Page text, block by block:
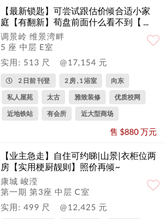
【最新锁匙】可尝试跟估价倾合适小家
庭【有翻新】荀盘前面什么看不到【 ...
调景岭 维景湾畔
5 座 中层 E室
实用: 513 尺
@17,154 元
2 日前 刊登 2 房 , 1 浴室 向东
私人屋苑 太古 雅致装修 优质校网
近地铁站 有会所 近大型商场
售 $880 万元
【业主急走】自住可约睇|山景|衣柜位两
房【实用梗厨靓则】照价再倾~
康城 峻滢
第一期 第3座 中层 C室
实用: 499 尺
@12,425 元